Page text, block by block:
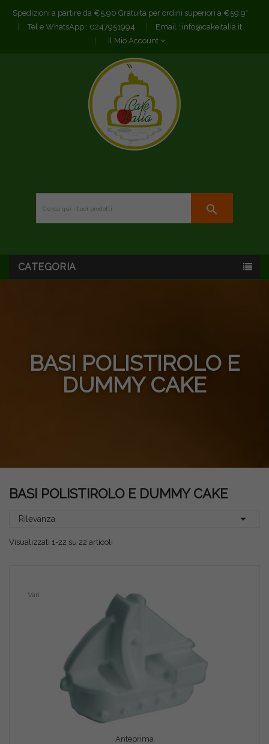
Spedizioni a partire da €5,90 Gratuita per ordini superiori a €59,9*
Tel e WhatsApp : 0247951994 Email : info@cakeitalia.it
Il Mio Account
search
CATEGORIA
BASI POLISTIROLO E
DUMMY CAKE
BASI POLISTIROLO E DUMMY CAKE
Rilevanza 
Visualizzati 1-22 su 22 articoli
Anteprima
Vari